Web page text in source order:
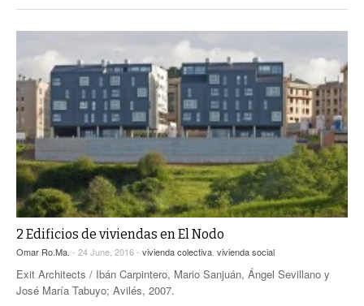
2 Edificios de viviendas en El Nodo
Omar Ro.Ma. - 24 June, 2016 - vivienda colectiva, vivienda social
Exit Architects / Ibán Carpintero, Mario Sanjuán, Ángel Sevillano y
José María Tabuyo; Avilés, 2007.